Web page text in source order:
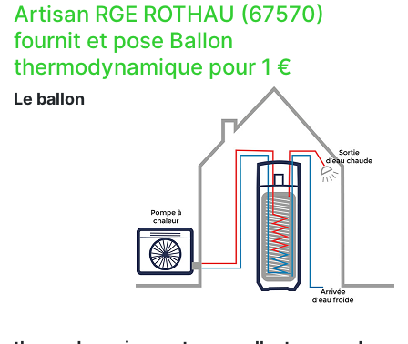
Artisan RGE ROTHAU (67570)
fournit et pose Ballon
thermodynamique pour 1 €
Le ballon